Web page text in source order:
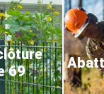
69